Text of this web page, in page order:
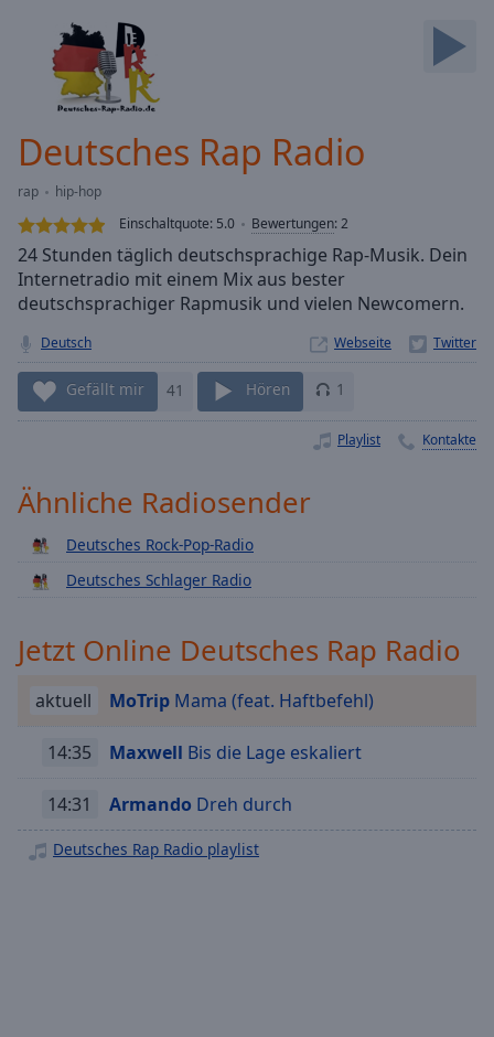
Forward
Current
Loaded:
0.00%
Stream
TypeLIVE
Seek to
currently
behind
liveLIVE
Remaining
Time-
Playback
Chapters
Descriptions
descriptions
selected
subtitles
settings,
Deutsches Rap Radio
rap
hip-hop
Einschaltquote: 5.0 Bewertungen:2
24 Stunden täglich deutschsprachige Rap-Musik. Dein
Internetradio mit einem Mix aus bester
deutschsprachiger Rapmusik und vielen Newcomern.
Deutsch Webseite
Gefällt mir 41 Hören 1
Playlist Kontakte
Ähnliche Radiosender
Deutsches Rock-Pop-Radio
Deutsches Schlager Radio
Jetzt Online Deutsches Rap Radio
aktuell MoTrip Mama (feat. Haftbefehl)
14:35 Maxwell Bis die Lage eskaliert
14:31 Armando Dreh durch
Deutsches Rap Radio playlist